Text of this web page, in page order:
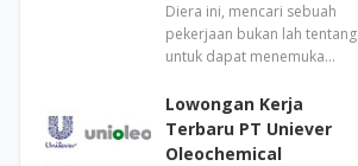
Diera ini, mencari sebuah
pekerjaan bukan lah tentang
untuk dapat menemuka…
Lowongan Kerja
Terbaru PT Uniever
Oleochemical